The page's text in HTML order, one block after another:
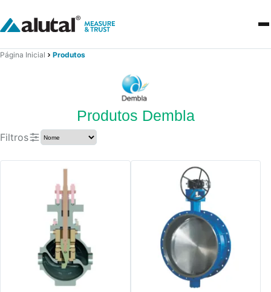
Página Inicial Produtos
Produtos Dembla
Filtros